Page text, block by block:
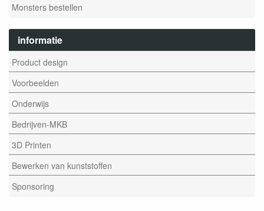
Monsters bestellen
informatie
Product design
Voorbeelden
Onderwijs
Bedrijven-MKB
3D Printen
Bewerken van kunststoffen
Sponsoring